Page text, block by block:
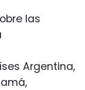
las
Argentina,